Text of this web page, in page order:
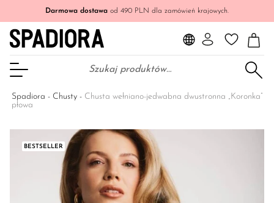
Darmowa dostawa od 490 PLN dla zamówień krajowych.
Szukaj:
Spadiora - Chusty - Chusta wełniano-jedwabna dwustronna „Koronka”
płowa
BESTSELLER